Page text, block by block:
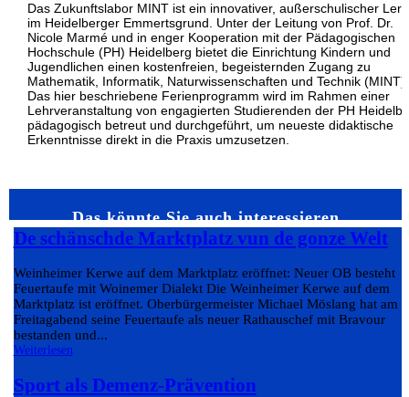
Das Zukunftslabor MINT ist ein innovativer, außerschulischer
im Heidelberger Emmertsgrund. Unter der Leitung von Prof. Dr.
Nicole Marmé und in enger Kooperation mit der Pädagogischen
Hochschule (PH) Heidelberg bietet die Einrichtung Kindern und
Jugendlichen einen kostenfreien, begeisternden Zugang zu
Mathematik, Informatik, Naturwissenschaften und Technik (MINT).
Das hier beschriebene Ferienprogramm wird im Rahmen einer
Lehrveranstaltung von engagierten Studierenden der PH
pädagogisch betreut und durchgeführt, um neueste didaktische
Erkenntnisse direkt in die Praxis umzusetzen.
Das könnte Sie auch interessieren…
De schänschde Marktplatz vun de gonze Welt
Weinheimer Kerwe auf dem Marktplatz eröffnet: Neuer OB besteht
Feuertaufe mit Woinemer Dialekt Die Weinheimer Kerwe auf dem
Marktplatz ist eröffnet. Oberbürgermeister Michael Möslang hat am
Freitagabend seine Feuertaufe als neuer Rathauschef mit Bravour
bestanden und...
Weiterlesen
Sport als Demenz-Prävention